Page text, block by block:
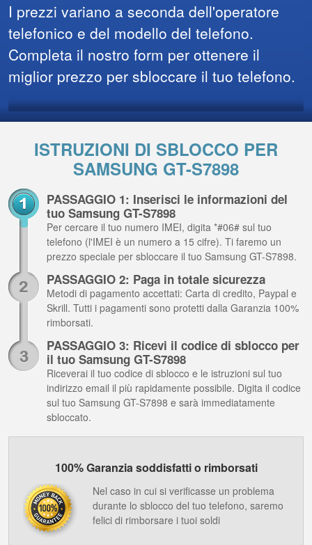
I prezzi variano a seconda dell'operatore
telefonico e del modello del telefono.
Completa il nostro form per ottenere il
miglior prezzo per sbloccare il tuo telefono.
ISTRUZIONI DI SBLOCCO PER
SAMSUNG GT-S7898
PASSAGGIO 1: Inserisci le informazioni del
tuo Samsung GT-S7898
Per cercare il tuo numero IMEI, digita *#06# sul tuo
telefono (l'IMEI è un numero a 15 cifre). Ti faremo un
prezzo speciale per sbloccare il tuo Samsung GT-S7898.
PASSAGGIO 2: Paga in totale sicurezza
Metodi di pagamento accettati: Carta di credito, Paypal e
Skrill. Tutti i pagamenti sono protetti dalla Garanzia 100%
rimborsati.
PASSAGGIO 3: Ricevi il codice di sblocco per
il tuo Samsung GT-S7898
Riceverai il tuo codice di sblocco e le istruzioni sul tuo
indirizzo email il più rapidamente possibile. Digita il codice
sul tuo Samsung GT-S7898 e sarà immediatamente
sbloccato.
100% Garanzia soddisfatti o rimborsati
Nel caso in cui si verificasse un problema
durante lo sblocco del tuo telefono, saremo
felici di rimborsare i tuoi soldi